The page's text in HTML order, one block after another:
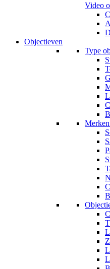
Video
Objectieven
Type